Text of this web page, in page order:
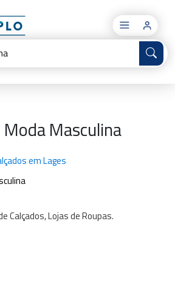
×
Masculina
em Lages
Calçados,LojasdeRoupas.